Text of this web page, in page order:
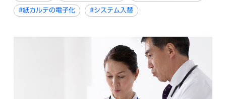
#紙カルテの電子化 #システム入替